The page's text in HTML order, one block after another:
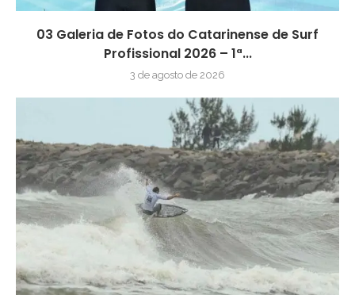
03 Galeria de Fotos do Catarinense de Surf
Profissional 2026 – 1ª...
3 de agosto de 2026